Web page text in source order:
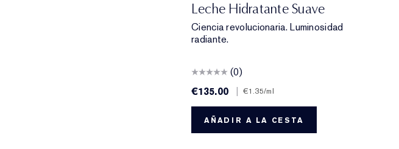
Leche Hidratante Suave
Ciencia revolucionaria. Luminosidad
radiante.
(0)
€135.00
€1.35/ml
AÑADIR A LA CESTA